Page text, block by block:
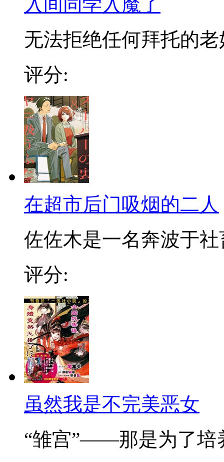
入间同学入魔了
无法拒绝任何拜托的老
评分:
在超市后门吸烟的二人
佐佐木是一名奔波于社
评分:
虽然我是不完美恶女
“雏宫”——那是为了培